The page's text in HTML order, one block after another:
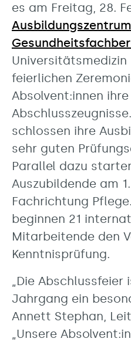
es am Freitag, 28.
Universitätsmedizin
feierlichen
Absolvent:innen ihre
schlossen ihre
sehr guten
Parallel dazu
Auszubildende am
Fachrichtung
beginnen 21
Mitarbeitende den
Kenntnisprüfung.
„Die Abschlussfeier
Jahrgang ein
Annett Stephan,
„Unsere